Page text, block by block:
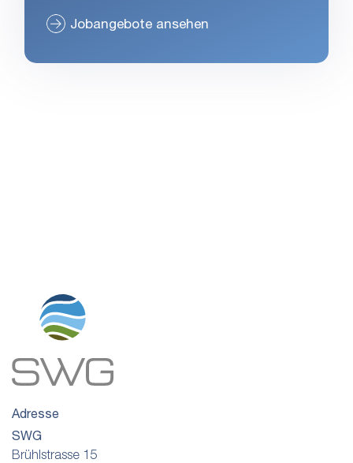
Jobangebote ansehen
Adresse
SWG
Brühlstrasse 15